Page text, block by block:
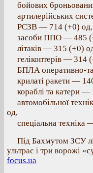
бойових
артилерійських
РСЗВ — 714 (+0) од,
засоби ППО — 485
літаків — 315 (+0)
гелікоптерів — 314
БПЛА оперативно-
крилаті ракети —
кораблі та катери
автомобільної
од,
спеціальна техніка
Під Бахмутом ЗСУ
ультрас і три ворожі
focus.ua